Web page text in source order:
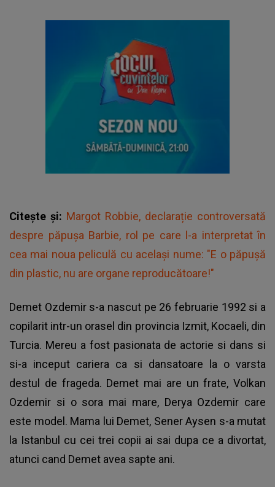
Citește și: Margot Robbie, declarație controversată
despre păpușa Barbie, rol pe care l-a interpretat în
cea mai noua peliculă cu același nume: "E o păpușă
din plastic, nu are organe reproducătoare!"
Demet Ozdemir s-a nascut pe 26 februarie 1992 si a
copilarit intr-un orasel din provincia Izmit, Kocaeli, din
Turcia. Mereu a fost pasionata de actorie si dans si
si-a inceput cariera ca si dansatoare la o varsta
destul de frageda. Demet mai are un frate, Volkan
Ozdemir si o sora mai mare, Derya Ozdemir care
este model. Mama lui Demet, Sener Aysen s-a mutat
la Istanbul cu cei trei copii ai sai dupa ce a divortat,
atunci cand Demet avea sapte ani.